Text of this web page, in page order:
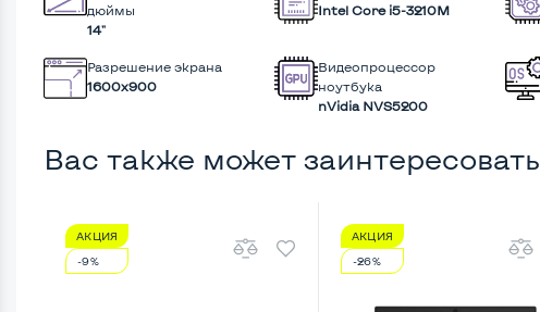
дюймы
14"
Intel Core i5-3210M
Разрешение экрана
1600x900
Видеопроцессор
ноутбука
nVidia NVS5200
Вас также может заинтересовать
АКЦИЯ
-9%
АКЦИЯ
-26%